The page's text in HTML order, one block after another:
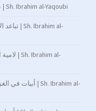
Qasida | ‘Abir al-misk – عبير المسك | Sh. Ibrahim al-Yaqoubi